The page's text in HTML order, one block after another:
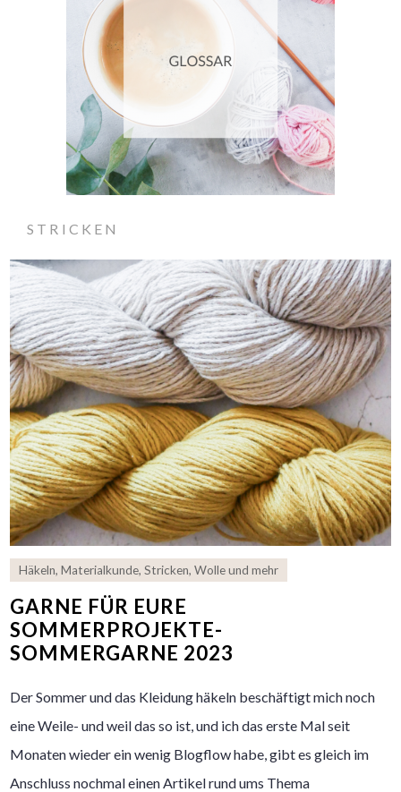
STRICKEN
Häkeln,Materialkunde,Stricken,Wolle und mehr
GARNE FÜR EURE
SOMMERPROJEKTE-
SOMMERGARNE 2023
Der Sommer und das Kleidung häkeln beschäftigt mich noch
eine Weile- und weil das so ist, und ich das erste Mal seit
Monaten wieder ein wenig Blogflow habe, gibt es gleich im
Anschluss nochmal einen Artikel rund ums Thema